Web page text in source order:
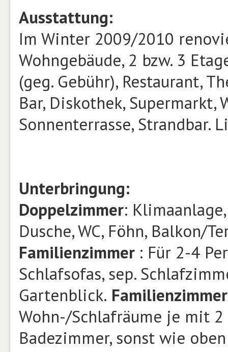
Ausstattung:
Im Winter 2009/2010
Wohngebäude, 2 bzw. 3
(geg. Gebühr), Restaurant,
Bar, Diskothek, Supermarkt,
Sonnenterrasse, Strandbar.
Unterbringung:
Doppelzimmer:
Dusche, WC, Föhn, Balkon/
Familienzimmer : Für 2-4
Schlafsofas, sep.
Gartenblick.
Wohn-/Schlafräume je mit 2
Badezimmer, sonst wie